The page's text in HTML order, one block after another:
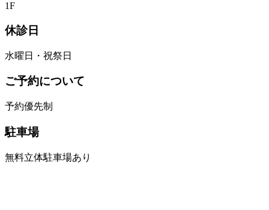
1F
休診日
水曜日・祝祭日
ご予約について
予約優先制
駐車場
無料立体駐車場あり